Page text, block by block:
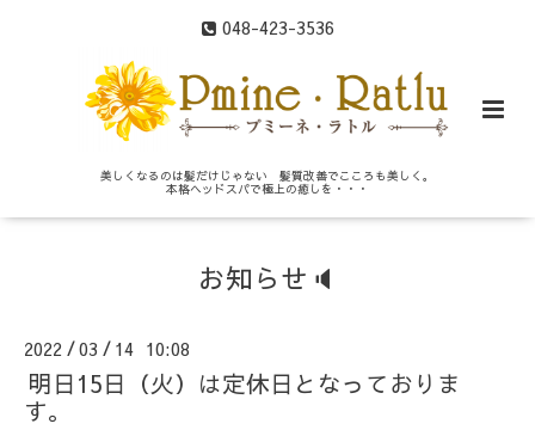
048-423-3536
美しくなるのは髪だけじゃない 髪質改善でこころも美しく。
本格ヘッドスパで極上の癒しを・・・
お知らせ🔈
2022 /03 / 14 10:08
明日15日（火）は定休日となっておりま
す。